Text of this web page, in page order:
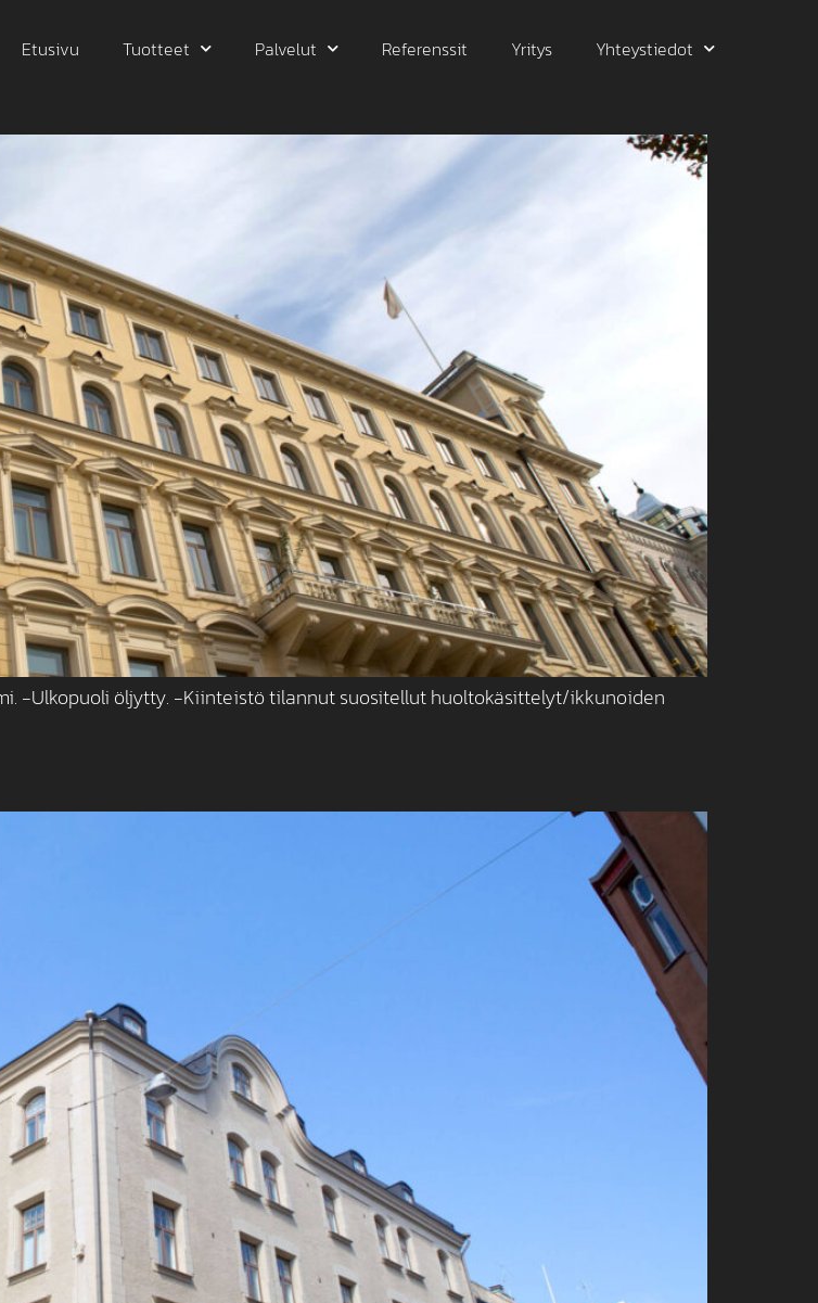
Etusivu Tuotteet Palvelut Referenssit Yritys Yhteystiedot
-Ulkopuoli öljytty. -Kiinteistö tilannut suositellut huoltokäsittelyt/ikkunoiden